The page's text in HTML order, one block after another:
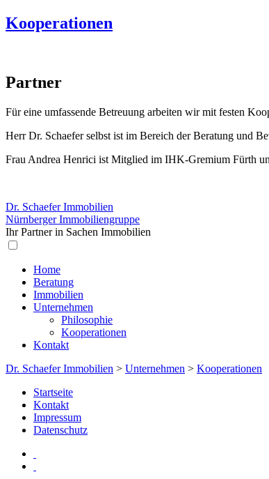
Kooperationen
Partner
Für eine umfassende Betreuung arbeiten wir mit festen
Herr Dr. Schaefer selbst ist im Bereich der Beratung und
Frau Andrea Henrici ist Mitglied im IHK-Gremium Fürth
Dr. Schaefer Immobilien
Nürnberger Immobiliengruppe
Ihr Partner in Sachen Immobilien
Home
Beratung
Immobilien
Unternehmen
Philosophie
Kooperationen
Kontakt
Dr. Schaefer Immobilien > Unternehmen > Kooperationen
Startseite
Kontakt
Impressum
Datenschutz